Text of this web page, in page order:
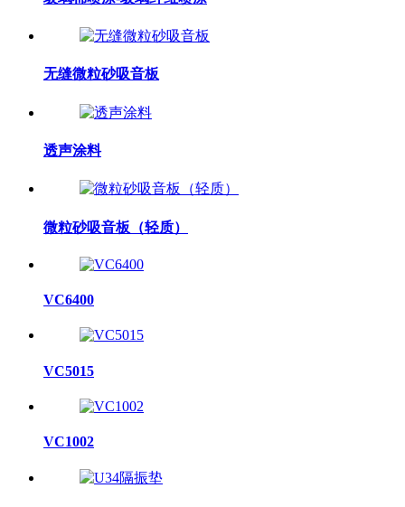
无缝微粒砂吸音板
透声涂料
微粒砂吸音板（轻质）
VC6400
VC5015
VC1002